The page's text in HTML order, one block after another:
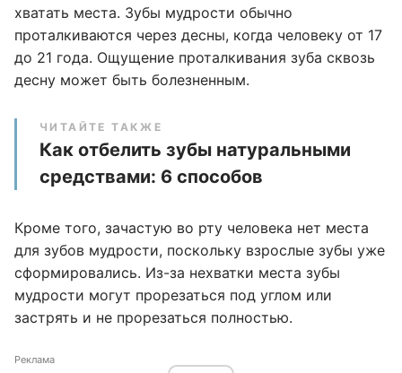
хватать места. Зубы мудрости обычно
проталкиваются через десны, когда человеку от 17
до 21 года. Ощущение проталкивания зуба сквозь
десну может быть болезненным.
ЧИТАЙТЕ ТАКЖЕ
Как отбелить зубы натуральными
средствами: 6 способов
Кроме того, зачастую во рту человека нет места
для зубов мудрости, поскольку взрослые зубы уже
сформировались. Из-за нехватки места зубы
мудрости могут прорезаться под углом или
застрять и не прорезаться полностью.
Реклама